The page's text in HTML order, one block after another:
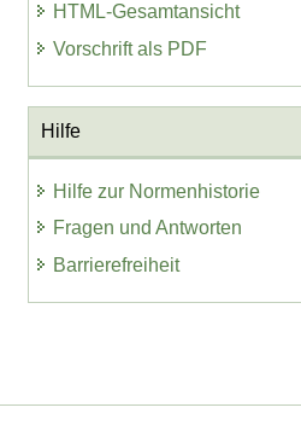
HTML-Gesamtansicht
Vorschrift als PDF
Hilfe
Hilfe zur Normenhistorie
Fragen und Antworten
Barrierefreiheit